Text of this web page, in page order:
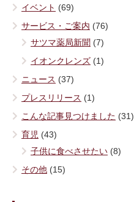
イベント (69)
サービス・ご案内 (76)
サツマ薬局新聞 (7)
イオンクレンズ (1)
ニュース (37)
プレスリリース (1)
こんな記事見つけました (31)
育児 (43)
子供に食べさせたい (8)
その他 (15)